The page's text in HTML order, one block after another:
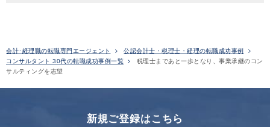
会計･経理職の転職専門エージェント
公認会計士・税理士・経理の転職成功事例
コンサルタント 30代の転職成功事例一覧
税理士まであと一歩となり、事業承継のコン
サルティングを志望
新規ご登録はこちら